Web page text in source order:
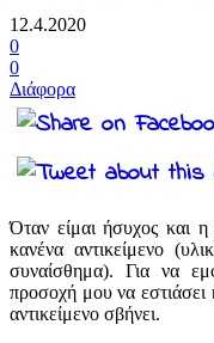
12.4.2020
0
0
Διάφορα
Όταν είμαι ήσυχος και
κανένα αντικείμενο
συναίσθημα). Για να
προσοχή μου να
αντικείμενο σβήνει.